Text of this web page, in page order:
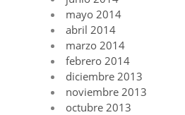
mayo 2014
abril 2014
marzo 2014
febrero 2014
diciembre 2013
noviembre 2013
octubre 2013